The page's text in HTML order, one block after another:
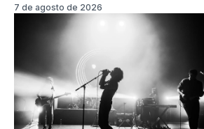
7 de agosto de 2026